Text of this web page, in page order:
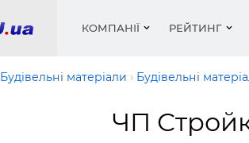
КОМПАНІЇ
Вікна
РЕЙТИНГ
Труби,
Будівельні матеріали Будівельні
ЧП